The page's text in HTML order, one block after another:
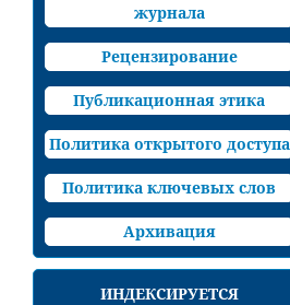
журнала
Рецензирование
Публикационная этика
Политика открытого доступа
Политика ключевых слов
Архивация
ИНДЕКСИРУЕТСЯ